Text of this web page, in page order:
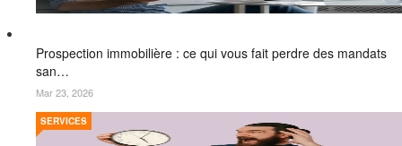
Prospection immobilière : ce qui vous fait perdre des mandats
san…
Mar 23, 2026
SERVICES